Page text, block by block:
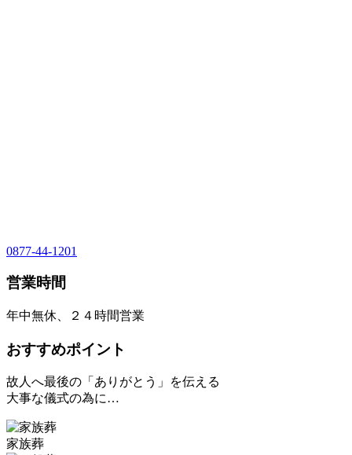
0877-44-1201
営業時間
年中無休、２４時間営業
おすすめポイント
故人へ最後の「ありがとう」を伝える
大事な儀式の為に…
家族葬